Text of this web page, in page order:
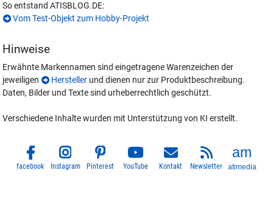
So entstand ATISBLOG.DE:
Vom Test-Objekt zum Hobby-Projekt
Hinweise
Erwähnte Markennamen sind eingetragene Warenzeichen der
jeweiligen
Hersteller und dienen nur zur Produktbeschreibung.
Daten, Bilder und Texte sind urheberrechtlich geschützt.
Verschiedene Inhalte wurden mit Unterstützung von KI erstellt.
facebook Instagram Pinterest YouTube Kontakt Newsletter atimedia